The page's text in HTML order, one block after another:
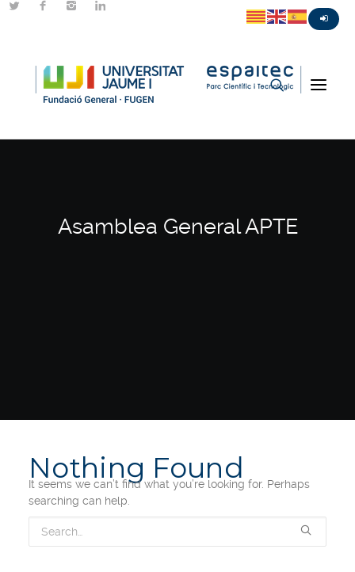
Asamblea General APTE
Nothing Found
It seems we can’t find what you’re looking for. Perhaps
searching can help.